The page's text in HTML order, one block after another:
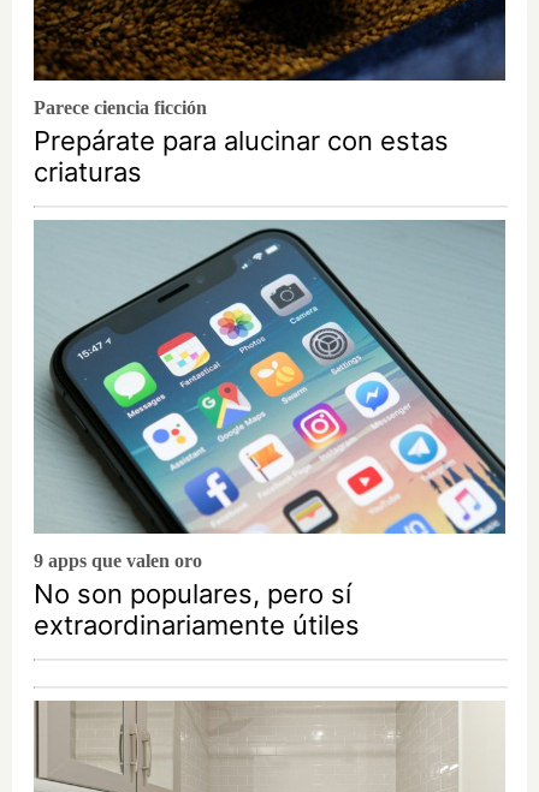
Parece ciencia ficción
Prepárate para alucinar con estas
criaturas
9 apps que valen oro
No son populares, pero sí
extraordinariamente útiles